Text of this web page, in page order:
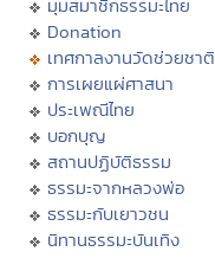
มุมสมาชิกธรรมะไทย
Donation
เทศกาลงานวัดช่วยชาติ
การเผยแผ่ศาสนา
ประเพณีไทย
บอกบุญ
สถานปฏิบัติธรรม
ธรรมะจากหลวงพ่อ
ธรรมะกับเยาวชน
นิทานธรรมะบันเทิง